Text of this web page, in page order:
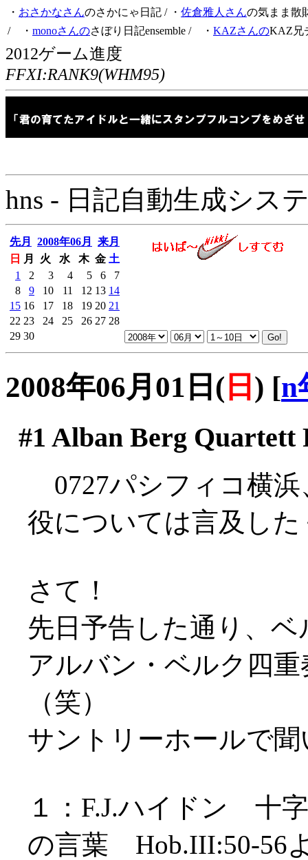
・ おさかなさんのさかにゃ日記 / ・ 佐倉雅人さんの気まま散
/ ・ monoさんのさぼり日記ensemble / ・ KAZさんのKAZ兄
2012ゲーム進度
FFXI:RANK9(WHM95)
hns - 日記自動生成シス
先月 2008年06月
来月
日
月 火 水 木 金 土
1
2 3 4 5 6
7
8
9 10 11 12 13 14
15 16 17 18 19 20 21
22 23 24 25 26 27 28
29 30
2008年06月01日( 日 ) [n
#1 Alban Berg Quartett
0727パシフィコ横浜
役については言及し
さて！
先日予告した通り、
アルバン・ベルク四
（笑）
サントリーホールで
１：F.J.ハイドン 十
の言葉 Hob.III:50-56